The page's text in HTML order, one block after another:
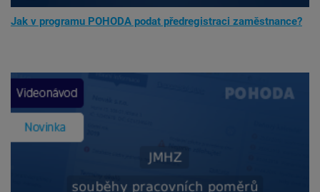
Jak v programu POHODA podat předregistraci zaměstnance?